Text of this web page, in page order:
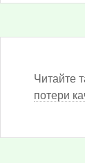
Читайте
потери